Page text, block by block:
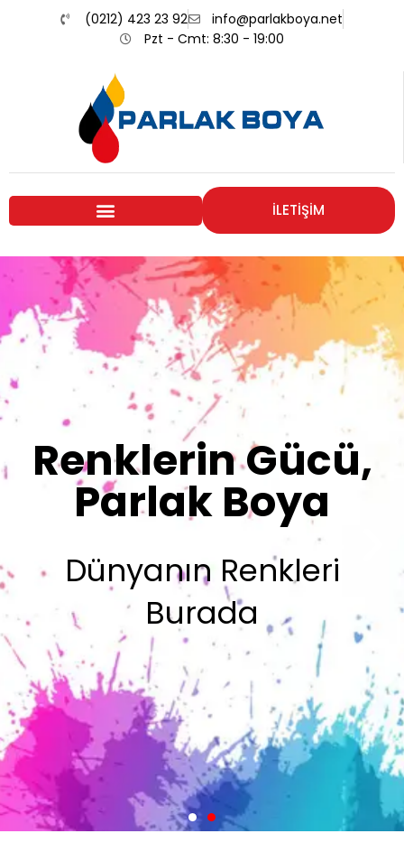
(0212) 423 23 92
info@parlakboya.net
Pzt - Cmt: 8:30 - 19:00
İLETİŞİM
Renklerimiz
Sizin İmzanız
Olsun